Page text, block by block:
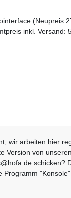
(Neupreis
inkl. Versand:
wir arbeiten hier
Version von